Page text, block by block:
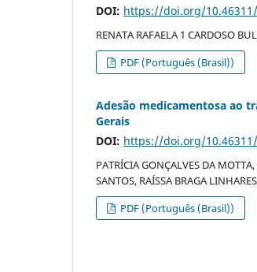
DOI: https://doi.org/10.46311/
RENATA RAFAELA 1 CARDOSO
PDF (Português (Brasil))
Adesão medicamentosa ao
Gerais
DOI: https://doi.org/10.46311/
PATRÍCIA GONÇALVES DA
SANTOS, RAÍSSA BRAGA
PDF (Português (Brasil))